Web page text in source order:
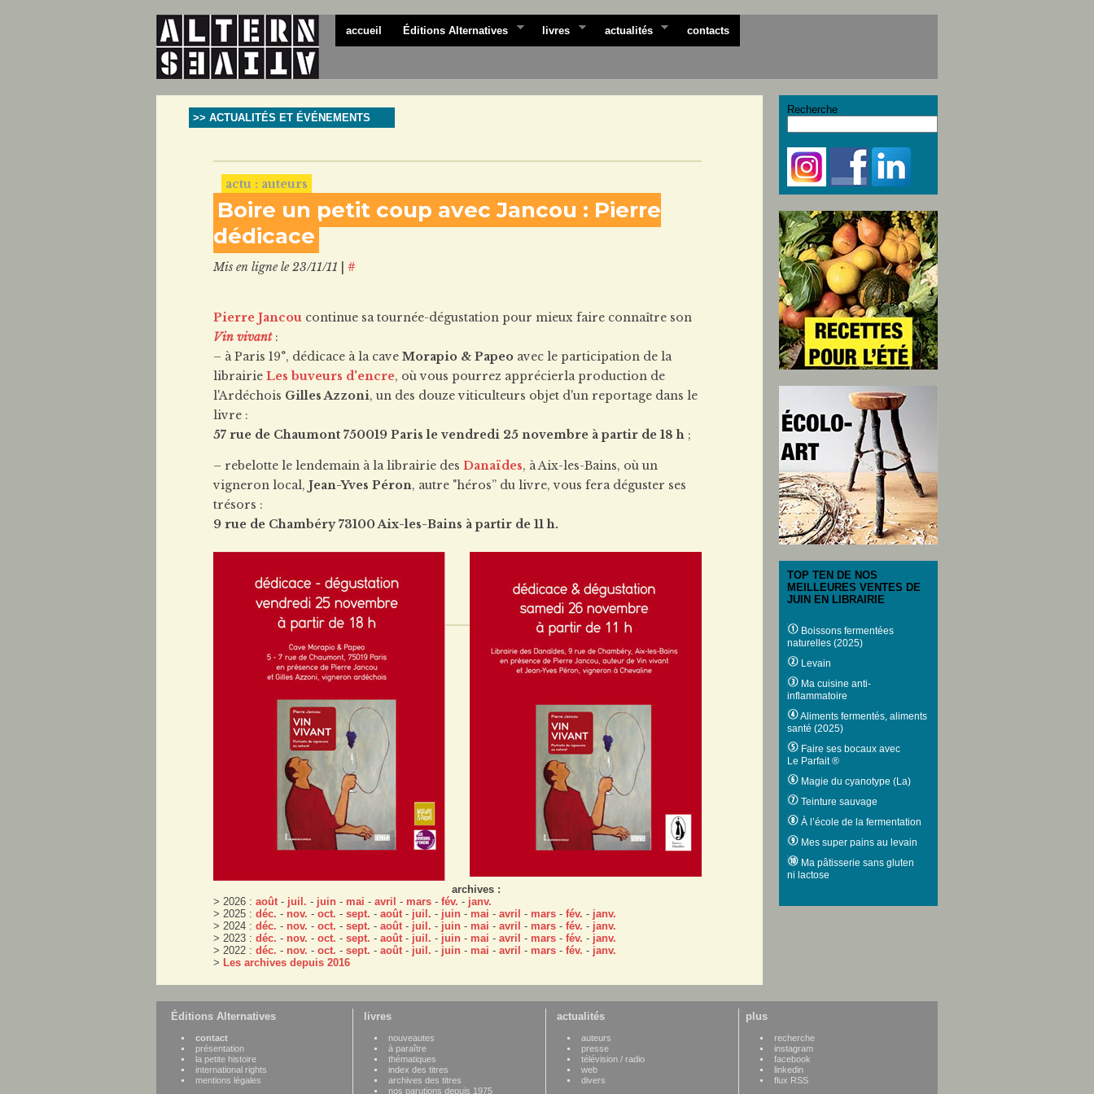
accueil Éditions Alternatives livres actualités contacts
>> ACTUALITÉS ET ÉVÉNEMENTS
actu : auteurs
Boire un petit coup avec Jancou : Pierre
dédicace
Mis en ligne le 23/11/11 #
Pierre Jancou continue sa tournée-dégustation pour mieux faire connaître son
Vin vivant:
– à Paris 19°, dédicace à la cave Morapio & Papeo avec le participation de la
librairie Les buveurs d'encre, où vous pourrez apprécierla production de
l'Ardéchois Gilles Azzoni, un des douze viticulteurs objet d'un reportage dans le
livre :
57 rue de Chaumont 750019 Paris le vendredi 25 novembre à partir de 18 h ;
– rebelotte le lendemain à la librairie des Danaïdes, à Aix-les-Bains, où un
vigneron local, Jean-Yves Péron, autre "héros” du livre, vous fera déguster ses
trésors :
9 rue de Chambéry 73100 Aix-les-Bains à partir de 11 h.
archives :
> 2026 : août- juil. - juin - mai - avril - mars - fév. - janv.
> 2025 : déc. - nov. - oct. - sept. - août- juil. - juin - mai - avril - mars - fév. - janv.
> 2024 : déc. - nov. - oct. - sept. - août- juil. - juin - mai - avril - mars - fév. - janv.
> 2023 : déc. - nov. - oct. - sept. - août- juil. - juin - mai - avril - mars - fév. - janv.
> 2022 : déc. - nov. - oct. - sept. - août- juil. - juin - mai - avril - mars - fév. - janv.
> Les archives depuis 2016
Recherche
TOP TEN DE NOS
MEILLEURES VENTES DE
JUIN EN LIBRAIRIE
Boissons fermentées
naturelles (2025)
Levain
Ma cuisine anti-
inflammatoire
Aliments fermentés, aliments
santé (2025)
Faire ses bocaux avec
Le Parfait ®
Magie du cyanotype (La)
Teinture sauvage
À l’école de la fermentation
Mes super pains au levain
Ma pâtisserie sans gluten
ni lactose
Éditions Alternatives
contact
présentation
la petite histoire
international rights
mentions légales
livres
nouveautes
à paraître
thématiques
index des titres
archives des titres
nos parutions depuis 1975
actualités
auteurs
presse
télévision / radio
web
divers
plus
recherche
instagram
facebook
linkedin
flux RSS